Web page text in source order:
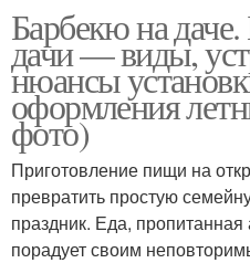
Барбекю на
дачи — виды,
нюансы
оформления
фото)
Приготовление пищи на
превратить простую
праздник. Еда,
порадует своим